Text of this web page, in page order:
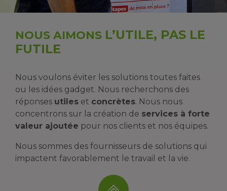
NOUS AIMONS L’UTILE, PAS LE
FUTILE
Nous voulons éviter les solutions toutes faites
ou les idées gadget. Nous recherchons des
réponses utiles et concrètes. Nous nous
concentrons sur la création de services à forte
valeur ajoutée pour nos clients et nos équipes.
Nous sommes des fournisseurs de solutions qui
impactent favorablement le travail et la vie.